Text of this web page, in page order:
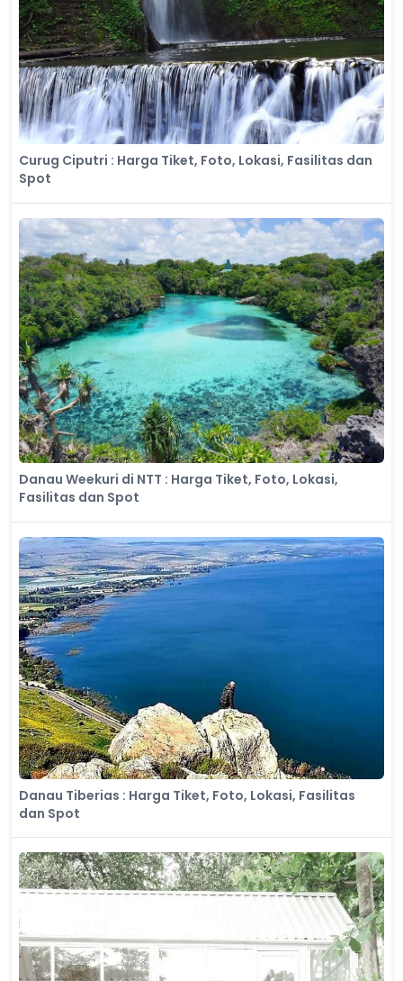
Curug Ciputri : Harga Tiket, Foto, Lokasi, Fasilitas dan
Spot
Danau Weekuri di NTT : Harga Tiket, Foto, Lokasi,
Fasilitas dan Spot
Danau Tiberias : Harga Tiket, Foto, Lokasi, Fasilitas
dan Spot